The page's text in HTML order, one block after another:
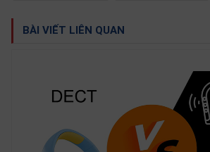
BÀI VIẾT LIÊN QUAN